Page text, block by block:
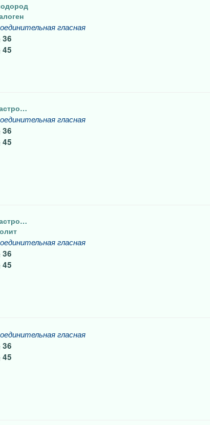
гласная
36
45
гласная
36
45
гласная
36
45
гласная
36
45